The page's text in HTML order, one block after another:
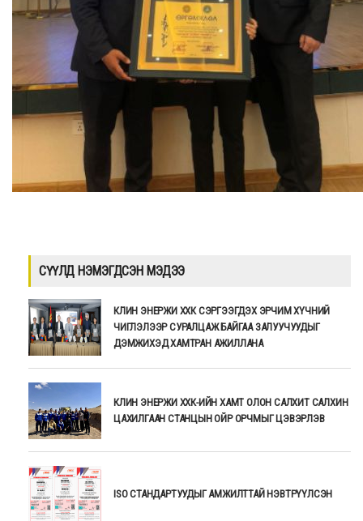
СҮҮЛД НЭМЭГДСЭН МЭДЭЭ
КЛИН ЭНЕРЖИ ХХК СЭРГЭЭГДЭХ ЭРЧИМ ХҮЧНИЙ
ЧИГЛЭЛЭЭР СУРАЛЦАЖ БАЙГАА ЗАЛУУЧУУДЫГ
ДЭМЖИХЭД ХАМТРАН АЖИЛЛАНА
КЛИН ЭНЕРЖИ ХХК-ИЙН ХАМТ ОЛОН САЛХИТ САЛХИН
ЦАХИЛГААН СТАНЦЫН ОЙР ОРЧМЫГ ЦЭВЭРЛЭВ
ISO СТАНДАРТУУДЫГ АМЖИЛТТАЙ НЭВТРҮҮЛСЭН